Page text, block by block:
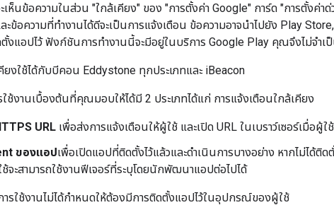
นข้อความในส่วน "ใกล้เคียง" ของ "การตั้งค่า Google" การ์ด "การตั้งค่าด่
ข้อความที่ทํางานได้ดีจะเป็นการแจ้งเตือน ข้อความอาจนําไปยัง Play
งแอปไว้ ฟังก์ชันการทํางานนี้จะมีอยู่ในบริการ Google Play คุณจึงไม่จําเ
ยงใช้ได้กับบีคอน Eddystone ทุกประเภทและ iBeacon
ช้งานเบื้องต้นที่คุณมอบให้ได้มี 2 ประเภทได้แก่ การแจ้งเตือนใกล้เคียง
URL เพื่อส่งการแจ้งเตือนให้ผู้ใช้ และเปิด URL ในเบราว์เซอร์เมื่อผู้ใ
ของแอปเพื่อเปิดแอปที่ติดตั้งไว้แล้วและดําเนินการบางอย่าง หากไม่ได้
จะสามารถใช้งานฟีเจอร์ที่ระบุโดยนักพัฒนาแอปต่อไปได้
รใช้งานไม่ได้กําหนดให้ต้องมีการติดตั้งแอปไว้ในอุปกรณ์ของผู้ใช้